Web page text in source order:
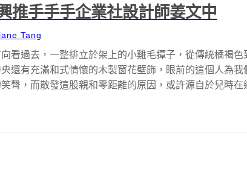
推手手手企業社設計師姜文中
Tang
看過去，一整排立於架上的小雞毛撢子，從傳統橘褐色
還有充滿和式情懷的木製窗花壁飾，眼前的這個人為我
聲，而散發這股親和零距離的原因，或許源自於兒時在